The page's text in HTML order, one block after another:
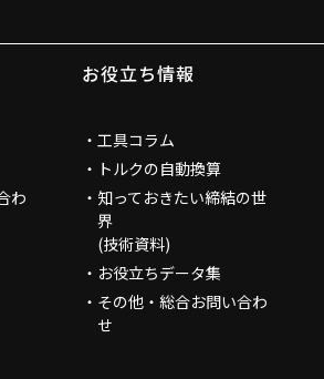
わ
お役立ち情報
工具コラム
トルクの自動換算
知っておきたい締結の世
界
(技術資料)
お役立ちデータ集
その他・総合お問い合わ
せ